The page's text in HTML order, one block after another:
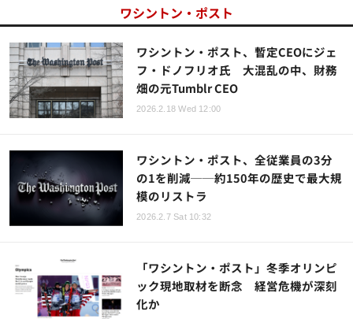
ワシントン・ポスト
ワシントン・ポスト、暫定CEOにジェ
フ・ドノフリオ氏 大混乱の中、財務
畑の元Tumblr CEO
2026.2.18 Wed 12:00
ワシントン・ポスト、全従業員の3分
の1を削減──約150年の歴史で最大規
模のリストラ
2026.2.7 Sat 10:32
「ワシントン・ポスト」冬季オリンピ
ック現地取材を断念 経営危機が深刻
化か